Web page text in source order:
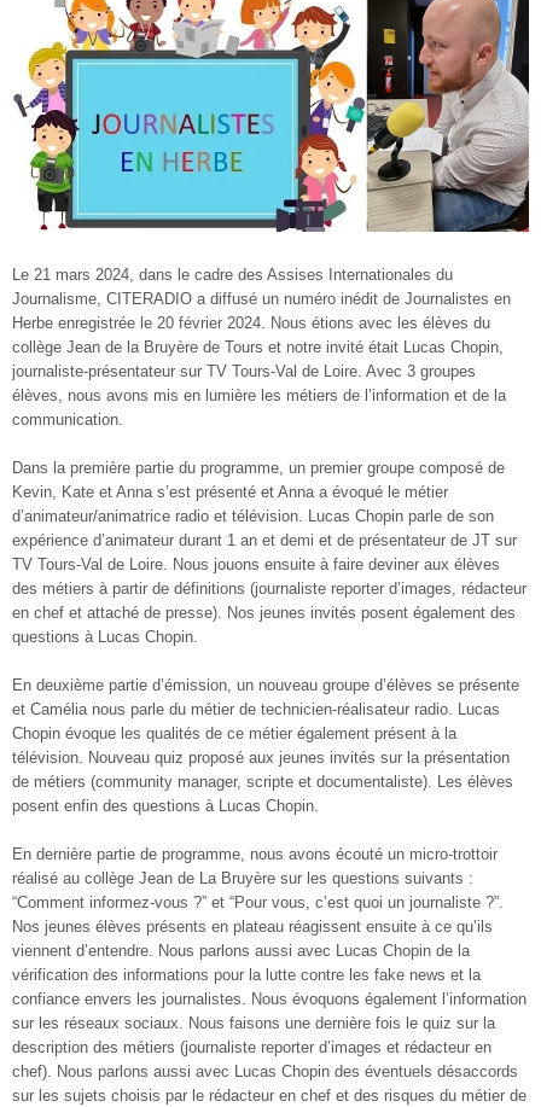
Le 21 mars 2024, dans le cadre des Assises Internationales du
Journalisme, CITERADIO a diffusé un numéro inédit de Journalistes en
Herbe enregistrée le 20 février 2024. Nous étions avec les élèves du
collège Jean de la Bruyère de Tours et notre invité était Lucas Chopin,
journaliste-présentateur sur TV Tours-Val de Loire. Avec 3 groupes
élèves, nous avons mis en lumière les métiers de l’information et de la
communication.
Dans la première partie du programme, un premier groupe composé de
Kevin, Kate et Anna s’est présenté et Anna a évoqué le métier
d’animateur/animatrice radio et télévision. Lucas Chopin parle de son
expérience d’animateur durant 1 an et demi et de présentateur de JT sur
TV Tours-Val de Loire. Nous jouons ensuite à faire deviner aux élèves
des métiers à partir de définitions (journaliste reporter d’images, rédacteur
en chef et attaché de presse). Nos jeunes invités posent également des
questions à Lucas Chopin.
En deuxième partie d’émission, un nouveau groupe d’élèves se présente
et Camélia nous parle du métier de technicien-réalisateur radio. Lucas
Chopin évoque les qualités de ce métier également présent à la
télévision. Nouveau quiz proposé aux jeunes invités sur la présentation
de métiers (community manager, scripte et documentaliste). Les élèves
posent enfin des questions à Lucas Chopin.
En dernière partie de programme, nous avons écouté un micro-trottoir
réalisé au collège Jean de La Bruyère sur les questions suivants :
“Comment informez-vous ?” et “Pour vous, c’est quoi un journaliste ?”.
Nos jeunes élèves présents en plateau réagissent ensuite à ce qu’ils
viennent d’entendre. Nous parlons aussi avec Lucas Chopin de la
vérification des informations pour la lutte contre les fake news et la
confiance envers les journalistes. Nous évoquons également l’information
sur les réseaux sociaux. Nous faisons une dernière fois le quiz sur la
description des métiers (journaliste reporter d’images et rédacteur en
chef). Nous parlons aussi avec Lucas Chopin des éventuels désaccords
sur les sujets choisis par le rédacteur en chef et des risques du métier de